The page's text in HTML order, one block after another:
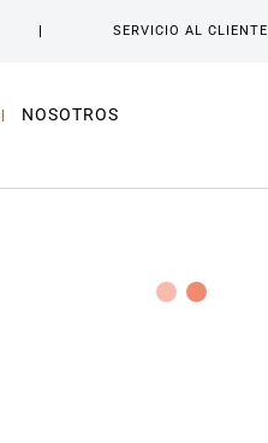
SERVICIO AL CLIENTE
NOSOTROS